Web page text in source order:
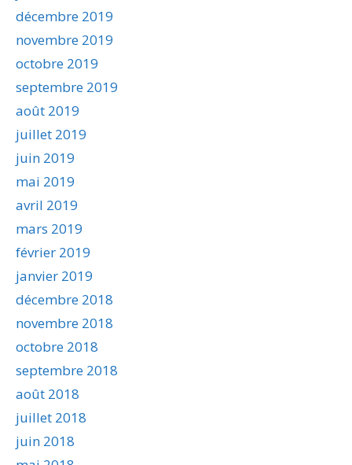
décembre 2019
novembre 2019
octobre 2019
septembre 2019
août 2019
juillet 2019
juin 2019
mai 2019
avril 2019
mars 2019
février 2019
janvier 2019
décembre 2018
novembre 2018
octobre 2018
septembre 2018
août 2018
juillet 2018
juin 2018